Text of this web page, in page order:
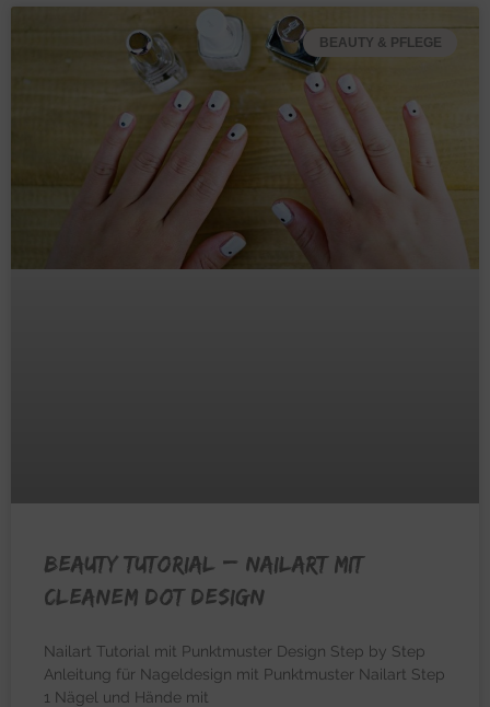
BEAUTY & PFLEGE
BEAUTY TUTORIAL – Nailart mit
cleanem Dot Design
Nailart Tutorial mit Punktmuster Design Step by Step
Anleitung für Nageldesign mit Punktmuster Nailart Step
1 Nägel und Hände mit